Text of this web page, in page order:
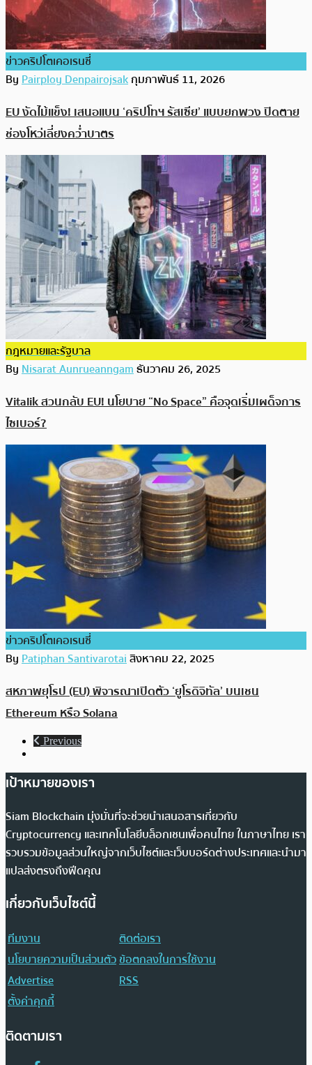
ข่าวคริปโตเคอเรนซี่
ByPairploy Denpairojsakกุมภาพันธ์ 11, 2026
EU งัดไม้แข็ง! เสนอแบน ‘คริปโทฯ รัสเซีย’ แบบยกพวง ปิดตาย
ช่องโหว่เลี่ยงคว่ำบาตร
กฎหมายและรัฐบาล
ByNisarat Aunrueanngamธันวาคม 26, 2025
Vitalik สวนกลับ EU! นโยบาย “No Space” คือจุดเริ่มเผด็จการ
ไซเบอร์?
ข่าวคริปโตเคอเรนซี่
ByPatiphan Santivarotaiสิงหาคม 22, 2025
สหภาพยุโรป (EU) พิจารณาเปิดตัว ‘ยูโรดิจิทัล’ บนเชน
Ethereum หรือ Solana
Previous
เป้าหมายของเรา
Siam Blockchain มุ่งมั่นที่จะช่วยนำเสนอสารเกี่ยวกับ
Cryptocurrency และเทคโนโลยีบล็อกเชนเพื่อคนไทย ในภาษาไทย เรา
รวบรวมข้อมูลส่วนใหญ่จากเว็บไซต์และเว็บบอร์ดต่างประเทศและนำมา
แปลส่งตรงถึงฟีดคุณ
เกี่ยวกับเว็บไซต์นี้
ทีมงาน
ติดต่อเรา
นโยบายความเป็นส่วนตัวข้อตกลงในการใช้งาน
Advertise
RSS
ตั้งค่าคุกกี้
ติดตามเรา